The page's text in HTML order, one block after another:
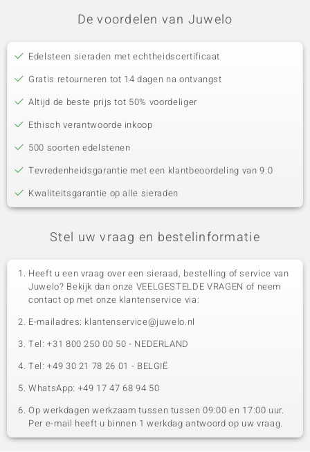
De voordelen van Juwelo
Edelsteen sieraden met echtheidscertificaat
Gratis retourneren tot 14 dagen na ontvangst
Altijd de beste prijs tot 50% voordeliger
Ethisch verantwoorde inkoop
500 soorten edelstenen
Tevredenheidsgarantie met een klantbeoordeling van 9.0
Kwaliteitsgarantie op alle sieraden
Stel uw vraag en bestelinformatie
Heeft u een vraag over een sieraad, bestelling of service van
Juwelo? Bekijk dan onze VEELGESTELDE VRAGEN of neem
contact op met onze klantenservice via:
E-mailadres: klantenservice@juwelo.nl
Tel: +31 800 250 00 50 - NEDERLAND
Tel: +49 30 21 78 26 01 - BELGIË
WhatsApp: +49 17 47 68 94 50
Op werkdagen werkzaam tussen tussen 09:00 en 17:00 uur.
Per e-mail heeft u binnen 1 werkdag antwoord op uw vraag.